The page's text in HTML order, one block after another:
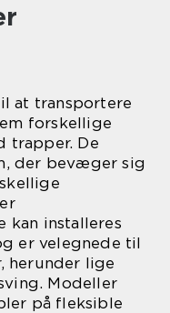
at transportere
forskellige
trapper. De
der bevæger sig
kan installeres
er velegnede til
herunder lige
Modeller
på fleksible